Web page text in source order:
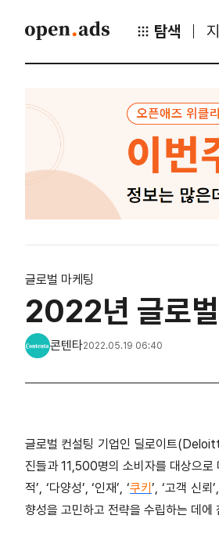
탐색
글로벌 마케팅
2022년 글로벌
콘텐타2022.05.19 06:40
글로벌 컨설팅 기업인 딜로이트
진들과 11,500명의 소비자를 대상으로
적’, ‘다양성’, ‘인재’, ‘쿠키’, ‘고객 신
향성을 고민하고 전략을 수립하는 데에